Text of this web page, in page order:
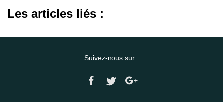
Les articles liés :
Suivez-nous sur :